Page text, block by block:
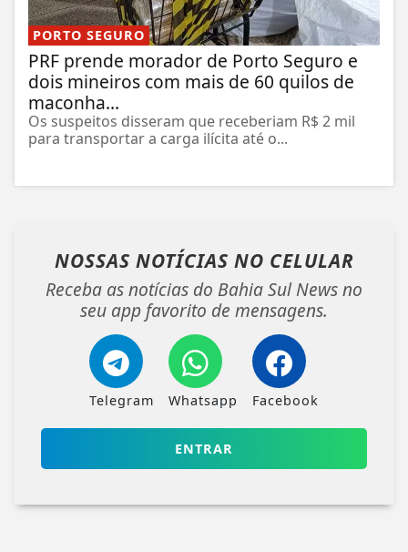
PORTO SEGURO
PRF prende morador de Porto Seguro e
dois mineiros com mais de 60 quilos de
maconha...
Os suspeitos disseram que receberiam R$ 2 mil
para transportar a carga ilícita até o...
NOSSAS NOTÍCIAS NO CELULAR
Receba as notícias do Bahia Sul News no
seu app favorito de mensagens.
Telegram Whatsapp Facebook
ENTRAR